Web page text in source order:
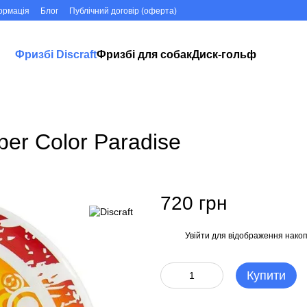
Блог Публічний договір (оферта)
Фризбі DiscraftФризбі для собакДиск-гольф
Color Paradise
720 грн
Увійти для відображення
Купити